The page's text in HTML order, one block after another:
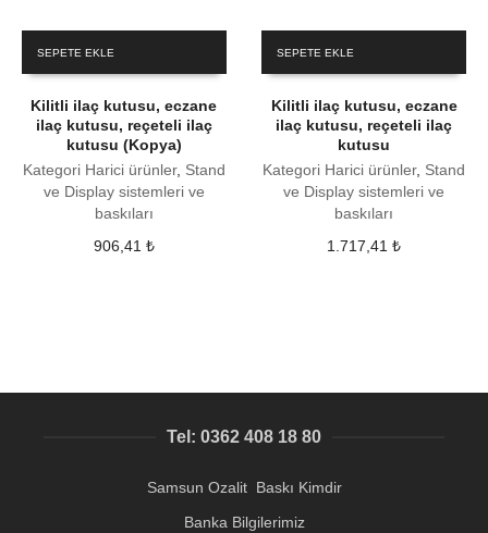
SEPETE EKLE
Kilitli ilaç kutusu, eczane
ilaç kutusu, reçeteli ilaç
kutusu (Kopya)
Kategori Harici ürünler, Stand
ve Display sistemleri ve
baskıları
906,41 ₺
SEPETE EKLE
Kilitli ilaç kutusu, eczane
ilaç kutusu, reçeteli ilaç
kutusu
Kategori Harici ürünler, Stand
ve Display sistemleri ve
baskıları
1.717,41₺
Tel: 0362 408 18 80
Samsun Ozalit Baskı Kimdir
Banka Bilgilerimiz